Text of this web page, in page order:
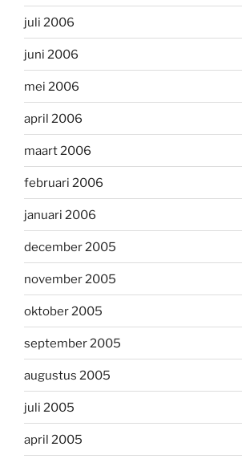
juli 2006
juni 2006
mei 2006
april 2006
maart 2006
februari 2006
januari 2006
december 2005
november 2005
oktober 2005
september 2005
augustus 2005
juli 2005
april 2005